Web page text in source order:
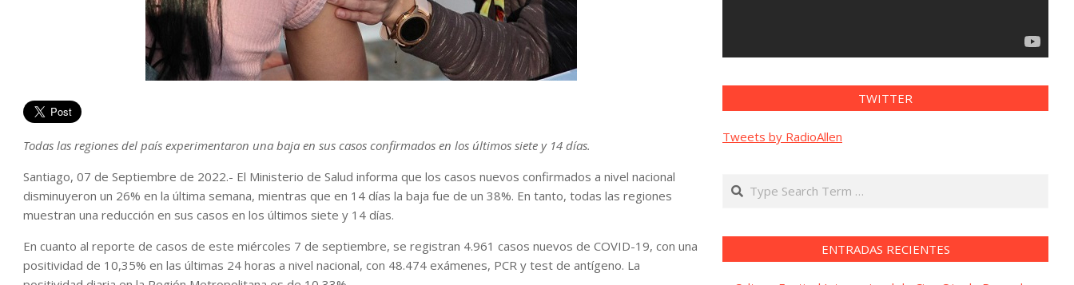
Todas las regiones del país experimentaron una baja en sus casos confirmados en los últimos siete y 14 días.
Santiago, 07 de Septiembre de 2022.- El Ministerio de Salud informa que los casos nuevos confirmados a nivel nacional
disminuyeron un 26% en la última semana, mientras que en 14 días la baja fue de un 38%. En tanto, todas las regiones
muestran una reducción en sus casos en los últimos siete y 14 días.
En cuanto al reporte de casos de este miércoles 7 de septiembre, se registran 4.961 casos nuevos de COVID-19, con una
positividad de 10,35% en las últimas 24 horas a nivel nacional, con 48.474 exámenes, PCR y test de antígeno. La
TWITTER
Tweets by RadioAllen
Search
ENTRADAS RECIENTES